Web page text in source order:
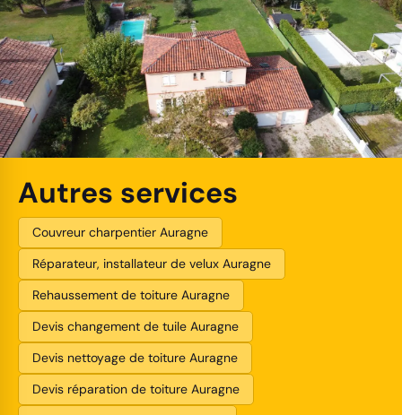
Autres services
Couvreur charpentier Auragne
Réparateur, installateur de velux Auragne
Rehaussement de toiture Auragne
Devis changement de tuile Auragne
Devis nettoyage de toiture Auragne
Devis réparation de toiture Auragne